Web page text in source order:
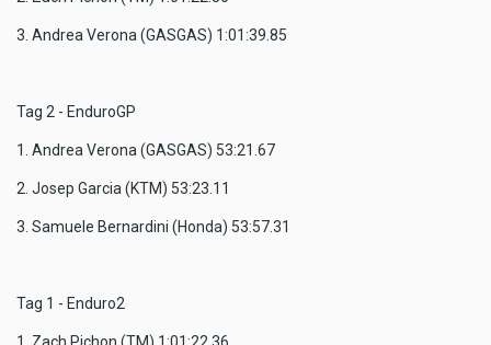
3. Andrea Verona (GASGAS) 1:01:39.85
Tag 2 - EnduroGP
1. Andrea Verona (GASGAS) 53:21.67
2. Josep Garcia (KTM) 53:23.11
3. Samuele Bernardini (Honda) 53:57.31
Tag 1 - Enduro2